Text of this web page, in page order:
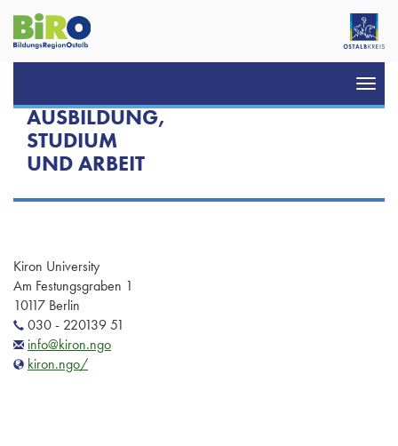
AUSBILDUNG,
STUDIUM
UND ARBEIT
Kiron University
Am Festungsgraben 1
10117 Berlin
030 - 220139 51
info@kiron.ngo
kiron.ngo/